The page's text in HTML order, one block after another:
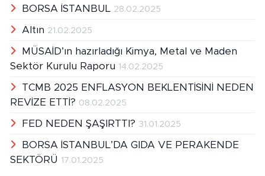
BORSA İSTANBUL 28.02.2025
Altın 21.02.2025
MÜSAİD’ın hazırladığı Kimya, Metal ve Maden
Sektör Kurulu Raporu 14.02.2025
TCMB 2025 ENFLASYON BEKLENTİSİNİ NEDEN
REVİZE ETTİ? 08.02.2025
FED NEDEN ŞAŞIRTTI? 31.01.2025
BORSA İSTANBUL’DA GIDA VE PERAKENDE
SEKTÖRÜ 17.01.2025